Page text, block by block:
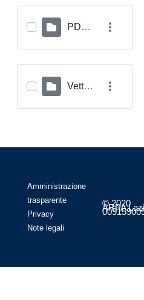
PDF e altri formati
Vettoriali GPKG
Amministrazione
trasparente
Privacy
Note legali
© 2020
ARPA